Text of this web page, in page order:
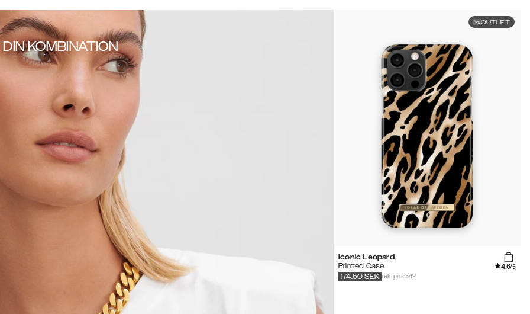
KOMBINATION
OUTLET
Iconic Leopard
Printed Case
4.6/5
rek. pris 349
174.50 SEK